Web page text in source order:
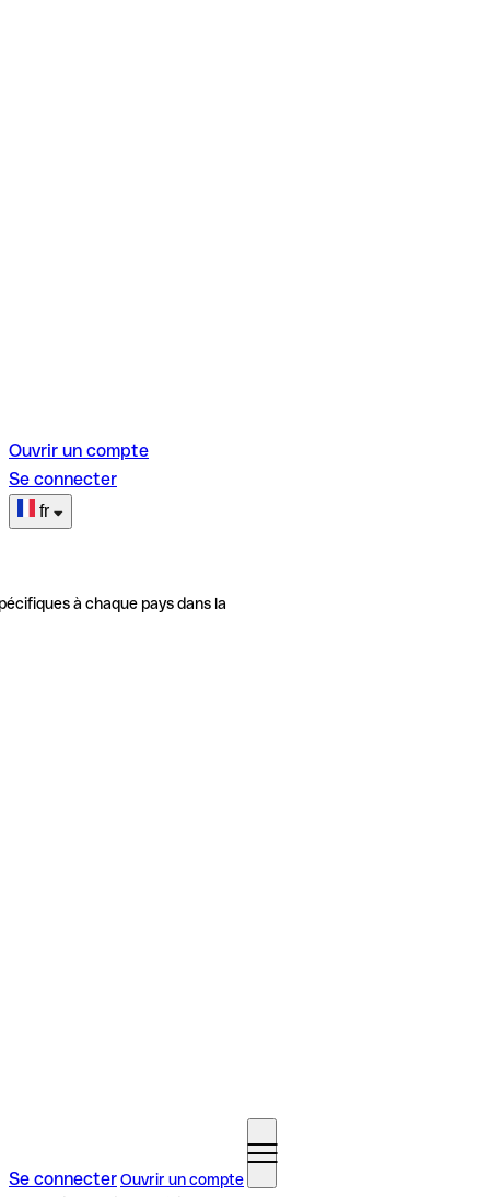
Ouvrir un compte
Se connecter
fr
à chaque pays dans la
Se connecterOuvrir un compte